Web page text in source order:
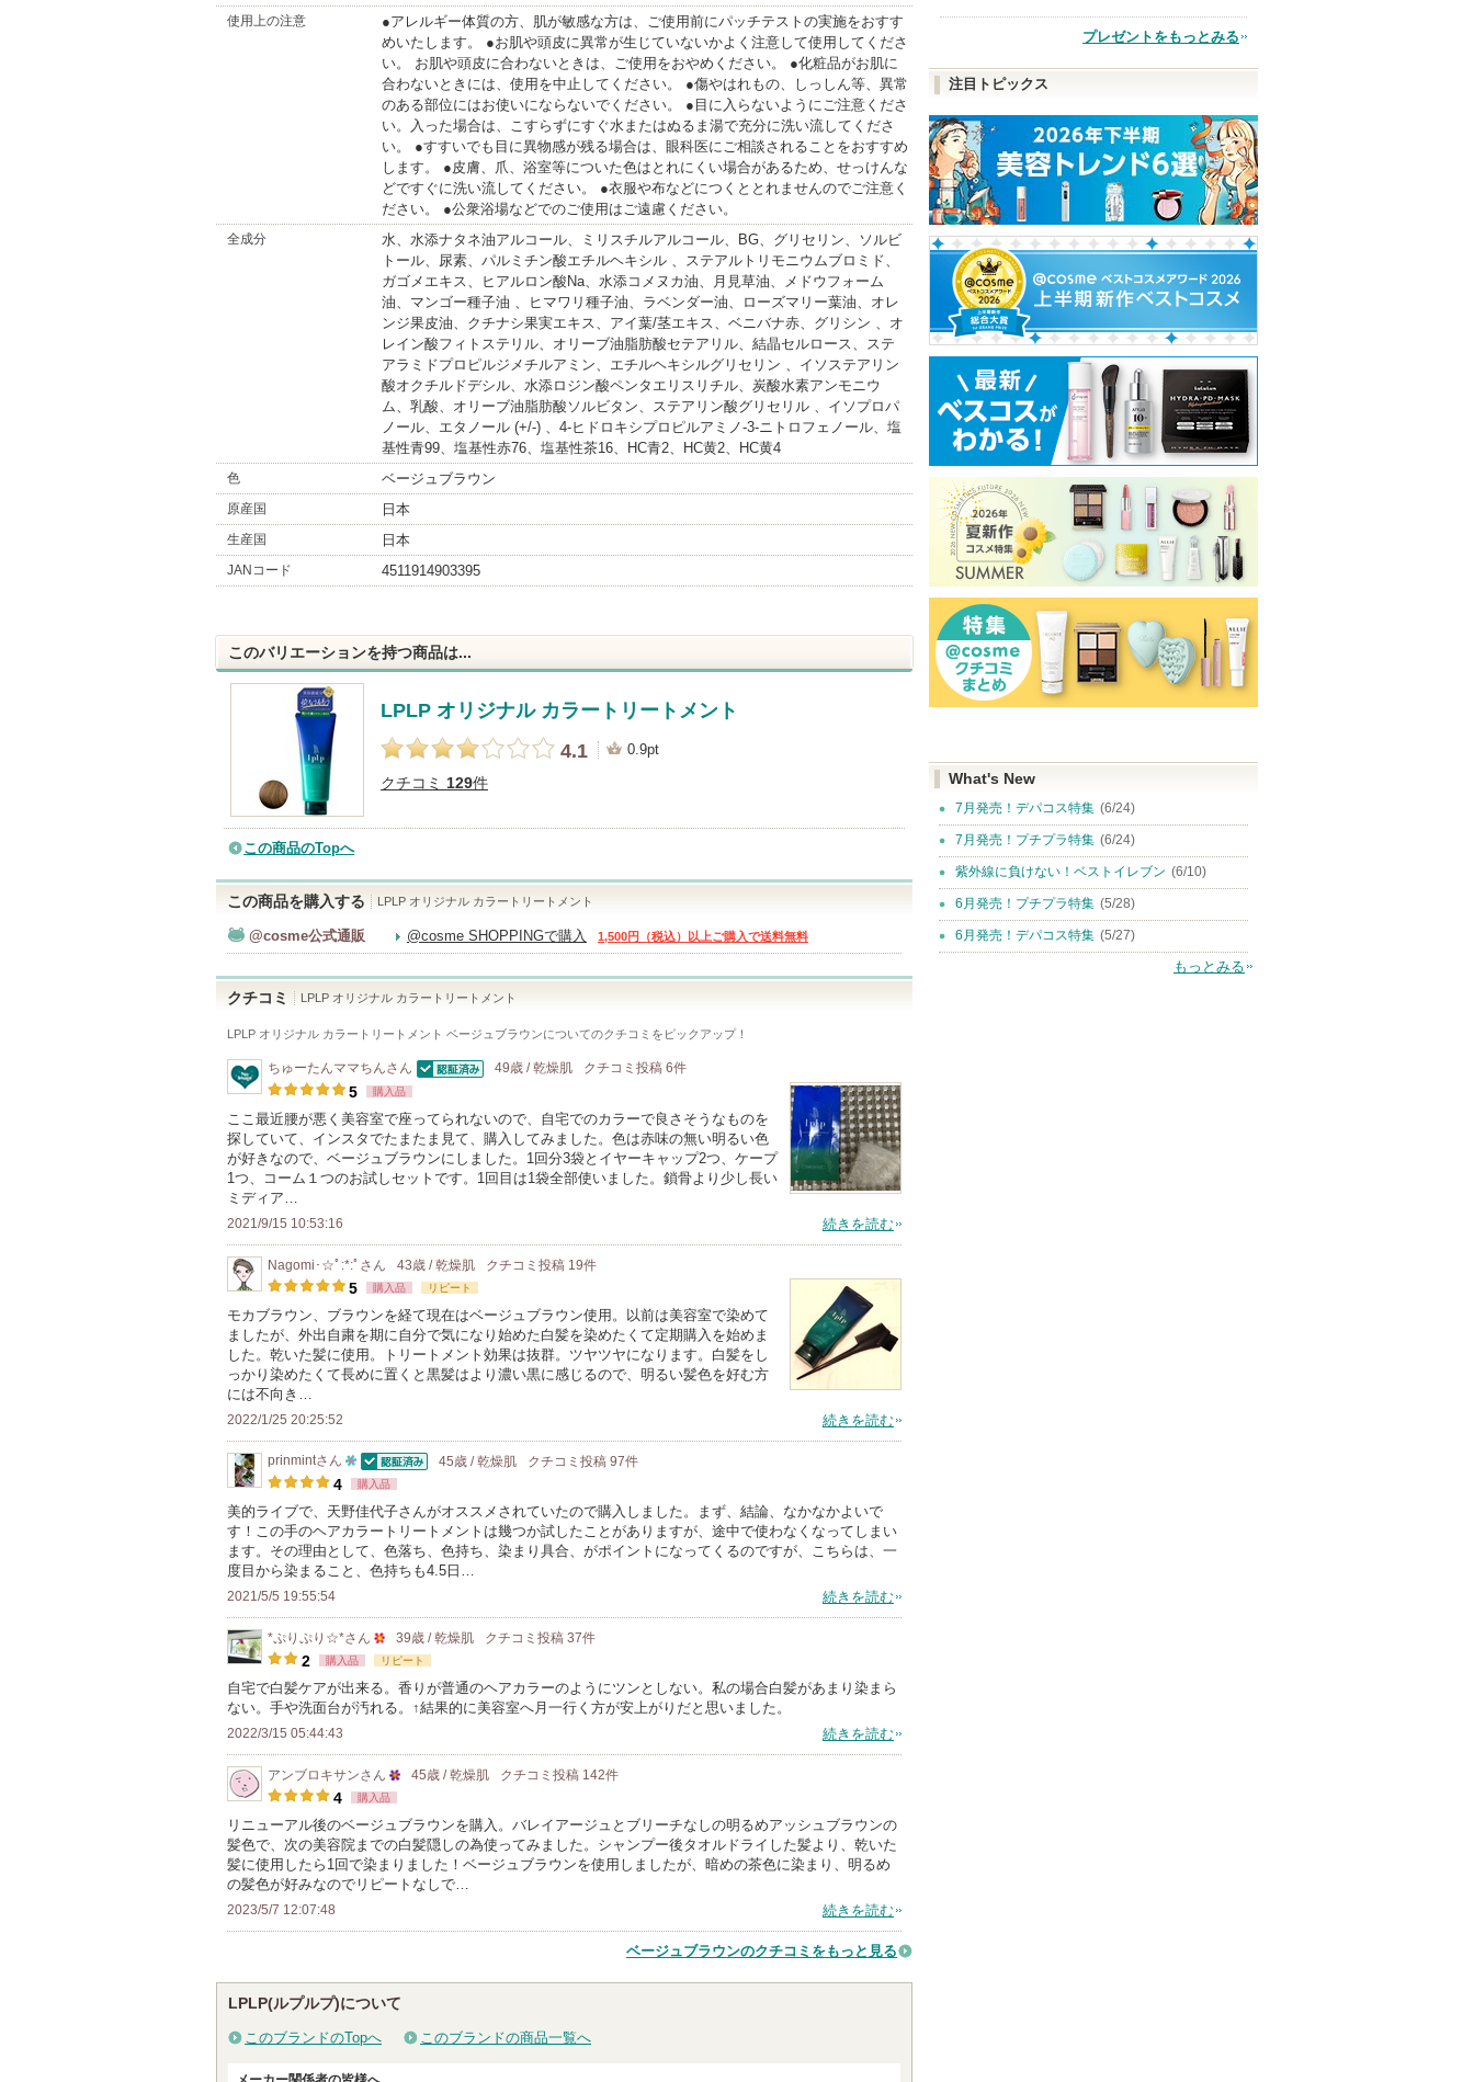
使用上の注意
●アレルギー体質の方、肌が敏感な方は、ご使用前にパッチテストの実施をおすす
めいたします。 ●お肌や頭皮に異常が生じていないかよく注意して使用してくださ
い。 お肌や頭皮に合わないときは、ご使用をおやめください。 ●化粧品がお肌に
合わないときには、使用を中止してください。 ●傷やはれもの、しっしん等、異常
のある部位にはお使いにならないでください。 ●目に入らないようにご注意くださ
い。入った場合は、こすらずにすぐ水またはぬるま湯で充分に洗い流してくださ
い。 ●すすいでも目に異物感が残る場合は、眼科医にご相談されることをおすすめ
します。 ●皮膚、爪、浴室等についた色はとれにくい場合があるため、せっけんな
どですぐに洗い流してください。 ●衣服や布などにつくととれませんのでご注意く
ださい。 ●公衆浴場などでのご使用はご遠慮ください。
全成分
水、水添ナタネ油アルコール、ミリスチルアルコール、BG、グリセリン、ソルビ
トール、尿素、パルミチン酸エチルヘキシル 、ステアルトリモニウムブロミド、
ガゴメエキス、ヒアルロン酸Na、水添コメヌカ油、月見草油、メドウフォーム
油、マンゴー種子油 、ヒマワリ種子油、ラベンダー油、ローズマリー葉油、オレ
ンジ果皮油、クチナシ果実エキス、アイ葉/茎エキス、ベニバナ赤、グリシン 、オ
レイン酸フィトステリル、オリーブ油脂肪酸セテアリル、結晶セルロース、ステ
アラミドプロピルジメチルアミン、エチルヘキシルグリセリン 、イソステアリン
酸オクチルドデシル、水添ロジン酸ペンタエリスリチル、炭酸水素アンモニウ
ム、乳酸、オリーブ油脂肪酸ソルビタン、ステアリン酸グリセリル 、イソプロパ
ノール、エタノール (+/-) 、4-ヒドロキシプロピルアミノ-3-ニトロフェノール、塩
基性青99、塩基性赤76、塩基性茶16、HC青2、HC黄2、HC黄4
色 ベージュブラウン
原産国 日本
生産国 日本
JANコード 4511914903395
このバリエーションを持つ商品は...
LPLP オリジナル カラートリートメント
4.1
0.9pt
クチコミ 129件
この商品のTopへ
この商品を購入する LPLP オリジナル カラートリートメント
@cosme公式通販 @cosme SHOPPINGで購入 1,500円（税込）以上ご購入で送料無料
クチコミ LPLP オリジナル カラートリートメント
LPLP オリジナル カラートリートメント ベージュブラウンについてのクチコミをピックアップ！
ちゅーたんママちんさん
49歳 / 乾燥肌 クチコミ投稿 6件
5 購入品
ここ最近腰が悪く美容室で座ってられないので、自宅でのカラーで良さそうなものを
探していて、インスタでたまたま見て、購入してみました。色は赤味の無い明るい色
が好きなので、ベージュブラウンにしました。1回分3袋とイヤーキャップ2つ、ケープ
1つ、コーム１つのお試しセットです。1回目は1袋全部使いました。鎖骨より少し長い
ミディア…
2021/9/15 10:53:16 続きを読む
Nagomi･☆ﾟ:*:ﾟ さん 43歳 / 乾燥肌 クチコミ投稿 19件
5 購入品 リピート
モカブラウン、ブラウンを経て現在はベージュブラウン使用。以前は美容室で染めて
ましたが、外出自粛を期に自分で気になり始めた白髪を染めたくて定期購入を始めま
した。乾いた髪に使用。トリートメント効果は抜群。ツヤツヤになります。白髪をし
っかり染めたくて長めに置くと黒髪はより濃い黒に感じるので、明るい髪色を好む方
には不向き…
2022/1/25 20:25:52 続きを読む
prinmintさん
10
人
以
上
ン
バ
ー
に
気
に
入
り
登
て
い
ま
認証済
45歳 / 乾燥肌 クチコミ投稿 97件
4 購入品
美的ライブで、天野佳代子さんがオススメされていたので購入しました。まず、結論、なかなかよいで
す！この手のヘアカラートリートメントは幾つか試したことがありますが、途中で使わなくなってしまい
ます。その理由として、色落ち、色持ち、染まり具合、がポイントになってくるのですが、こちらは、一
度目から染まること、色持ちも4.5日…
2021/5/5 19:55:54 続きを読む
*ぷりぷり☆*さん
50
人
以
メ
バ
ー
に
入
録
39歳 / 乾燥肌 クチコミ投稿 37件
2 購入品 リピート
自宅で白髪ケアが出来る。香りが普通のヘアカラーのようにツンとしない。私の場合白髪があまり染まら
ない。手や洗面台が汚れる。↑結果的に美容室へ月一行く方が安上がりだと思いました。
2022/3/15 05:44:43 続きを読む
アンブロキサンさん
25
人
以
上
ー
45歳 / 乾燥肌 クチコミ投稿 142件
4 購入品
リニューアル後のベージュブラウンを購入。バレイアージュとブリーチなしの明るめアッシュブラウンの
髪色で、次の美容院までの白髪隠しの為使ってみました。シャンプー後タオルドライした髪より、乾いた
髪に使用したら1回で染まりました！ベージュブラウンを使用しましたが、暗めの茶色に染まり、明るめ
の髪色が好みなのでリピートなしで…
2023/5/7 12:07:48 続きを読む
ベージュブラウンのクチコミをもっと見る
LPLP(ルプルプ)について
このブランドのTopへ このブランドの商品一覧へ
品
プレゼントをもっとみる
注目トピックス
What's New
7月発売！デパコス特集 (6/24)
7月発売！プチプラ特集 (6/24)
紫外線に負けない！ベストイレブン (6/10)
6月発売！プチプラ特集 (5/28)
6月発売！デパコス特集 (5/27)
もっとみる